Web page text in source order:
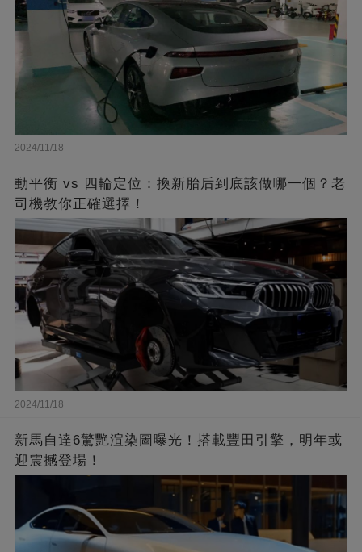
2024/11/18
動平衡 vs 四輪定位：換新胎后到底該做哪一個？老
司機教你正確選擇！
2024/11/18
新馬自達6驚艷渲染圖曝光！搭載豐田引擎，明年或
迎震撼登場！